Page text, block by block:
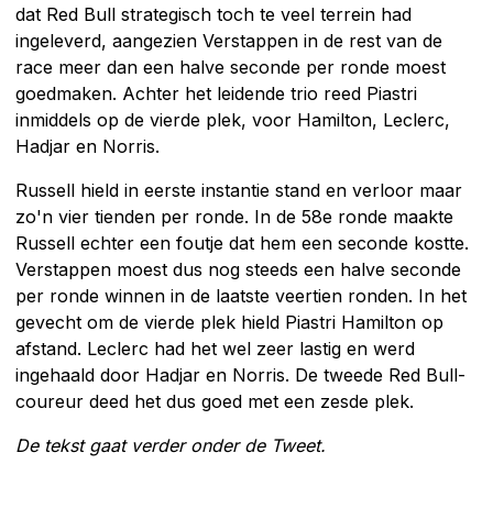
dat Red Bull strategisch toch te veel terrein had
ingeleverd, aangezien Verstappen in de rest van de
race meer dan een halve seconde per ronde moest
goedmaken. Achter het leidende trio reed Piastri
inmiddels op de vierde plek, voor Hamilton, Leclerc,
Hadjar en Norris.
Russell hield in eerste instantie stand en verloor maar
zo'n vier tienden per ronde. In de 58e ronde maakte
Russell echter een foutje dat hem een seconde kostte.
Verstappen moest dus nog steeds een halve seconde
per ronde winnen in de laatste veertien ronden. In het
gevecht om de vierde plek hield Piastri Hamilton op
afstand. Leclerc had het wel zeer lastig en werd
ingehaald door Hadjar en Norris. De tweede Red Bull-
coureur deed het dus goed met een zesde plek.
De tekst gaat verder onder de Tweet.